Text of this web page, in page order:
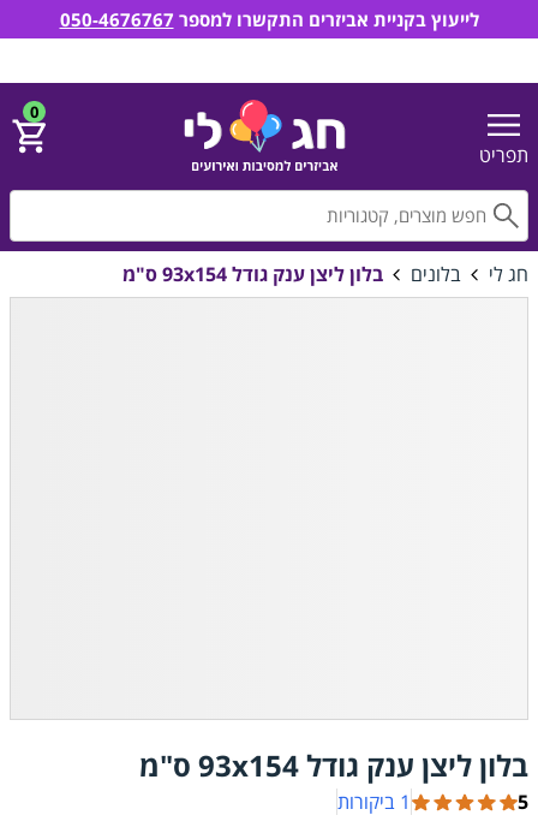
תפריט
0
חג לי בלונים בלון ליצן ענק גודל 93x154 ס"מ
בלון ליצן ענק גודל 93x154 ס"מ
5 1 ביקורות
לייעוץ בקניית אביזרים התקשרו למספר 050-4676767